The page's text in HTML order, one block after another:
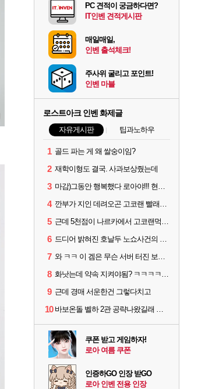
PC 견적이 궁금하다면?
IT인벤 견적게시판
매일매일,
인벤 출석체크!
주사위 굴리고 포인트!
인벤 마블
로스트아크 인벤 화제글
자유게시판 팁과노하우
1 골드 파는 게 왜 쌀숭이임?
2 재학이형도 결국. 사과보상줬는데
3 마감)그동안 행복했다 로아야!!! 현생살러간다!!!
4 깐부가 지인 데려오곤 고코랜 빨래질 해놓고선 저격하네 ㅋㅋ
5 근데 5천점이 나르카에서 고코랜먹는게 그렇게잘못된거임?
6 드디어 밝혀진 호날두 노쇼사건의 진실 ㅁㅊㄷㄷㄷㄷ
7 와 ㅋㅋ 이 겜은 무슨 서버 터진 보상을 숙제로 주냐 ㅋㅋ
8 화낫는데 약속 지켜야됨? ㅋㅋㅋㅋ 어이없네
9 근데 경매 서운한건 그렇다치고
10 바보온돌 벨하 2관 공략나왔길래 보는데
쿠폰 받고 게임하자!
로아 여름 쿠폰
인증하GO 인장 받GO
로아 인벤 전용 인장